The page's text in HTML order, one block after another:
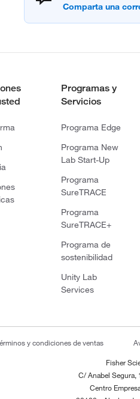
Programas y
Servicios
Programa Edge
Programa New
Lab Start-Up
Programa
SureTRACE
Programa
SureTRACE+
Programa de
sostenibilidad
Unity Lab
Services
y condiciones de ventas
Fisher
C/ Anabel Segura,
Centro